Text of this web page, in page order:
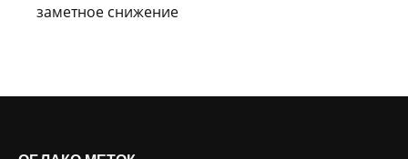
заметное снижение